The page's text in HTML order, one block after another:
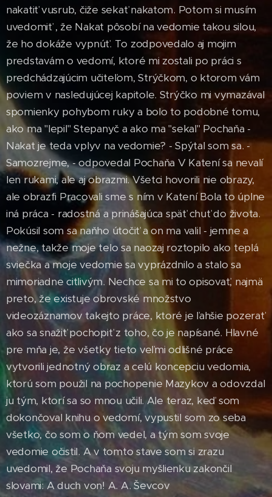
nakatiť vusrub, čiže sekať nakatom. Potom si musím
uvedomiť , že Nakat pôsobí na vedomie takou silou,
že ho dokáže vypnúť. To zodpovedalo aj mojim
predstavám o vedomí, ktoré mi zostali po práci s
predchádzajúcim učiteľom, Strýčkom, o ktorom vám
poviem v nasledujúcej kapitole. Strýčko mi vymazával
spomienky pohybom ruky a bolo to podobné tomu,
ako ma "lepil" Stepanyč a ako ma "sekal" Pochaňa -
Nakat je teda vplyv na vedomie? - Spýtal som sa. -
Samozrejme, - odpovedal Pochaňa V Katení sa nevalí
len rukami, ale aj obrazmi. Všetci hovorili nie obrazy,
ale obrazfi Pracovali sme s ním v Katení Bola to úplne
iná práca - radostná a prinášajúca späť chuť do života.
Pokúsil som sa naňho útočiť a on ma valil - jemne a
nežne, takže moje telo sa naozaj roztopilo ako teplá
sviečka a moje vedomie sa vyprázdnilo a stalo sa
mimoriadne citlivým. Nechce sa mi to opisovať, najmä
preto, že existuje obrovské množstvo
videozáznamov takejto práce, ktoré je ľahšie pozerať
ako sa snažiť pochopiť z toho, čo je napísané. Hlavné
pre mňa je, že všetky tieto veľmi odlišné práce
vytvorili jednotný obraz a celú koncepciu vedomia,
ktorú som použil na pochopenie Mazykov a odovzdal
ju tým, ktorí sa so mnou učili. Ale teraz, keď som
dokončoval knihu o vedomí, vypustil som zo seba
všetko, čo som o ňom vedel, a tým som svoje
vedomie očistil. A v tomto stave som si zrazu
uvedomil, že Pochaňa svoju myšlienku zakončil
slovami: A duch von! A. A. Ševcov